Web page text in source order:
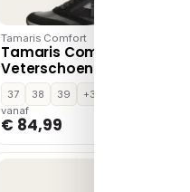
Tamaris Comfort
Tamaris Comfort
Veterschoenen Laag –
Zwart
37 38 39
+3
vanaf
€ 84,99